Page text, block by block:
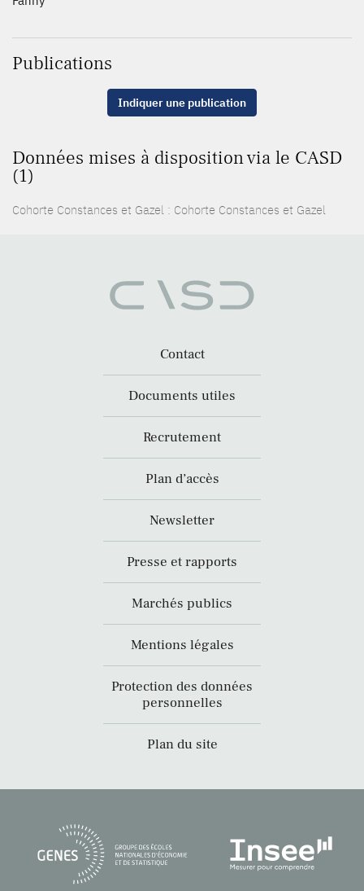
Publications
Indiquer une publication
Données mises à disposition via le CASD
(1)
Cohorte Constances et Gazel : Cohorte Constances et Gazel
Contact
Documents utiles
Recrutement
Plan d’accès
Newsletter
Presse et rapports
Marchés publics
Mentions légales
Protection des données
personnelles
Plan du site